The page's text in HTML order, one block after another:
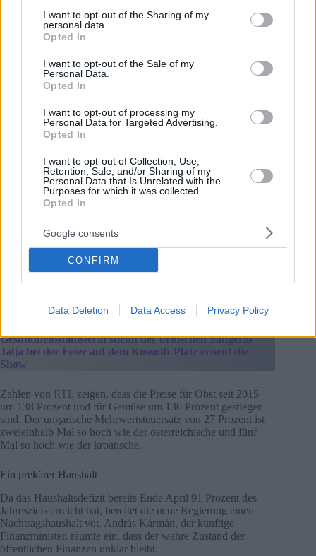
not limited to your visit or usage behaviour. You may click to
grant or deny consent to Google and its third-party tags to
use your data for below specified purposes in below Google
consent section.
I want to opt-out of the Sharing of my
personal data.
Opted In
I want to opt-out of the Sale of my
Personal Data.
Opted In
I want to opt-out of processing my
Personal Data for Targeted Advertising.
Opted In
I want to opt-out of Collection, Use,
Retention, Sale, and/or Sharing of my
Personal Data that Is Unrelated with the
Purposes for which it was collected.
Opted In
Google consents
CONFIRM
Data Deletion Data Access Privacy Policy
ebenfalls in Betracht gezogen.
Szabolcs Bóna. Quelle: MTI/Balogh Zoltán
Der Agrarökonom György Raskó meinte, der Schritt würde
zu spürbaren Preissenkungen führen, selbst wenn ein Teil des
Nutzens von Einzelhändlern und Erzeugern aufgefangen
würde. Er argumentierte, die Maßnahme sei fiskalisch
Gesundheitsministerin stiehlt der britischen Sängerin
Jalja bei der Feier auf dem Kossuth-Platz erneut die
Show
Zahlen von RTL zeigen, dass die Preise für Obst seit 2015
um 138 Prozent und für Gemüse um 136 Prozent gestiegen
sind. Der ungarische Mehrwertsteuersatz von 27 Prozent ist
zweieinhalb Mal so hoch wie der österreichische und fünf
Mal so hoch wie der kroatische.
Ein prekärer Haushalt
Da das Haushaltsdefizit bereits Ende April 91 Prozent des
Jahresziels erreicht hat, bereitet die neue Regierung einen
Nachtragshaushalt vor. András Kármán, der künftige
Finanzminister, räumte ein, dass der wahre Zustand der
öffentlichen Finanzen unklar bleibt.